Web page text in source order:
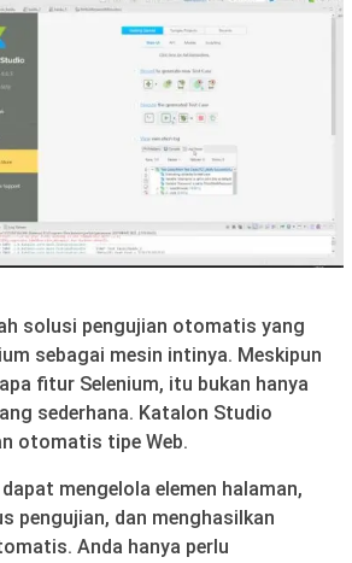
solusi pengujian otomatis yang
sebagai mesin intinya. Meskipun
fitur Selenium, itu bukan hanya
sederhana. Katalon Studio
otomatis tipe Web.
mengelola elemen halaman,
pengujian, dan menghasilkan
Anda hanya perlu